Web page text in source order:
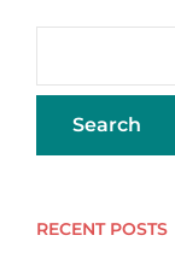
RECENT POSTS